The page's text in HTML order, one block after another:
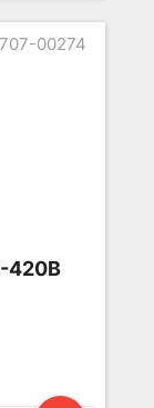
00274
420B